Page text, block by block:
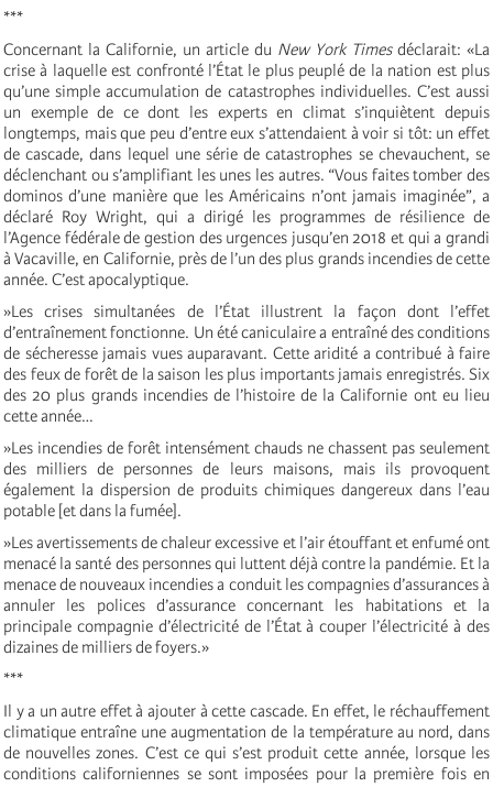
***
Concernant la Californie, un article du New York Timesdéclarait: «La
crise à laquelle est confronté l’État le plus peuplé de la nation est plus
qu’une simple accumulation de catastrophes individuelles. C’est aussi
un exemple de ce dont les experts en climat s’inquiètent depuis
longtemps, mais que peu d’entre eux s’attendaient à voir si tôt: un effet
de cascade, dans lequel une série de catastrophes se chevauchent, se
déclenchant ou s’amplifiant les unes les autres. “Vous faites tomber des
dominos d’une manière que les Américains n’ont jamais imaginée”, a
déclaré Roy Wright, qui a dirigé les programmes de résilience de
l’Agence fédérale de gestion des urgences jusqu’en 2018 et qui a grandi
à Vacaville, en Californie, près de l’un des plus grands incendies de cette
année. C’est apocalyptique.
»Les crises simultanées de l’État illustrent la façon dont l’effet
d’entraînement fonctionne. Un été caniculaire a entraîné des conditions
de sécheresse jamais vues auparavant. Cette aridité a contribué à faire
des feux de forêt de la saison les plus importants jamais enregistrés. Six
des 20 plus grands incendies de l’histoire de la Californie ont eu lieu
cette année…
»Les incendies de forêt intensément chauds ne chassent pas seulement
des milliers de personnes de leurs maisons, mais ils provoquent
également la dispersion de produits chimiques dangereux dans l’eau
potable [et dans la fumée].
»Les avertissements de chaleur excessive et l’air étouffant et enfumé ont
menacé la santé des personnes qui luttent déjà contre la pandémie. Et la
menace de nouveaux incendies a conduit les compagnies d’assurances à
annuler les polices d’assurance concernant les habitations et la
principale compagnie d’électricité de l’État à couper l’électricité à des
dizaines de milliers de foyers.»
***
Il y a un autre effet à ajouter à cette cascade. En effet, le réchauffement
climatique entraîne une augmentation de la température au nord, dans
de nouvelles zones. C’est ce qui s’est produit cette année, lorsque les
conditions californiennes se sont imposées pour la première fois en